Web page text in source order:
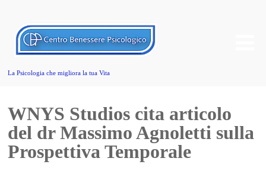
La Psicologia che migliora la tua Vita
WNYS Studios cita articolo
del dr Massimo Agnoletti sulla
Prospettiva Temporale